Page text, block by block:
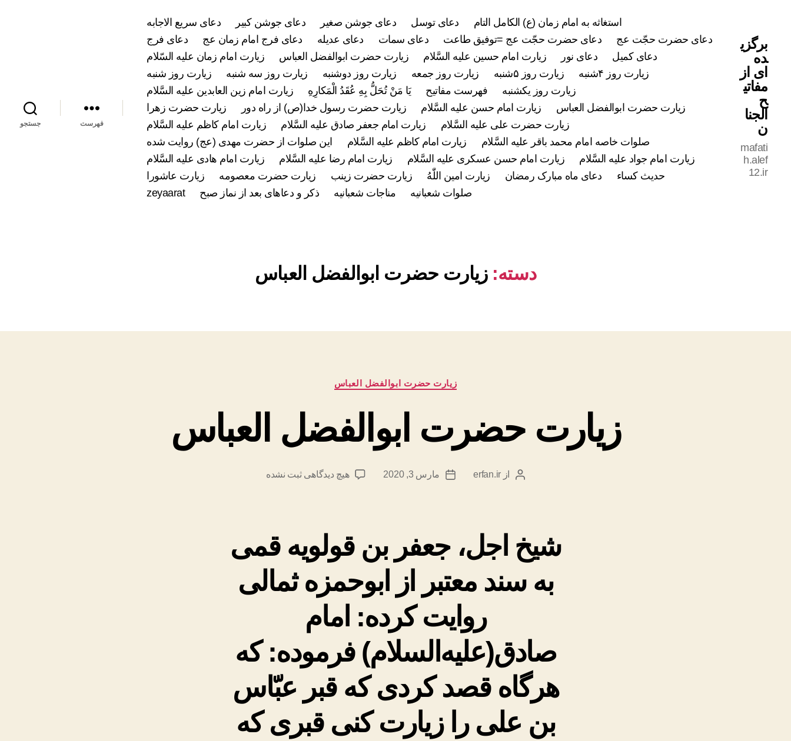
برگزی
ده
ای از
مفاتی
ح
الجنا
ن
mafati
h.alef
12.ir
استغاثه به امام زمان (ع) الکامل التام دعای توسل دعای جوشن صغیر دعای جوشن کبیر
دعای سریع الاجابه
دعای حضرت حجّت عج
دعای حضرت حجّت عج =توفیق طاعت دعای سمات دعای عدیله دعای فرج امام زمان عج
دعای فرج
دعای کمیل
دعای نور زیارت امام حسین علیه السَّلام زیارت حضرت ابوالفضل العباس
زیارت امام زمان علیه السّلام
زیارت روز ۴شنبه
زیارت روز ۵شنبه زیارت روز جمعه زیارت روز دوشنبه زیارت روز سه شنبه
زیارت روز شنبه
زیارت روز یکشنبه
فهرست مفاتیح يَا مَنْ تُحَلُّ بِهِ عُقَدُ الْمَكارِهِ
زیارت امام زین العابدین علیه السَّلام
زیارت حضرت ابوالفضل العباس
زیارت امام حسن علیه السَّلام زیارت حضرت رسول خدا(ص) از راه دور
زیارت حضرت زهرا
زیارت حضرت علی علیه السَّلام
زیارت امام جعفر صادق علیه السَّلام
زیارت امام کاظم علیه السَّلام
صلوات خاصه امام محمد باقر علیه السَّلام
زیارت امام کاظم علیه السَّلام
این صلوات از حضرت مهدی (عج) روایت شده
زیارت امام جواد علیه السَّلام
زیارت امام حسن عسکری علیه السَّلام زیارت امام رضا علیه السَّلام
زیارت امام هادی علیه السَّلام
حدیث کساء
دعای ماه مبارک رمضان زیارت امین اللّٰهُ زیارت حضرت زینب زیارت حضرت معصومه
زیارت عاشورا
صلوات شعبانیه
مناجات شعبانیه ذکر و دعاهای بعد از نماز صبح zeyaarat
فهرست جستجو
دسته: زیارت حضرت ابوالفضل العباس
دسته‌ها
زیارت حضرت ابوالفضل العباس
زیارت حضرت ابوالفضل العباس
نویسنده
از erfan.ir
تاریخمارس 3, 2020 هیچ دیدگاهیبرای
ثبت نشده
شیخ اجل، جعفر بن قولویه قمی
به سند معتبر از ابوحمزه ثمالی
روایت کرده: امام
صادق(علیه‌السلام) فرموده: که
هرگاه قصد کردی که قبر عبّاس
بن علی را زیارت کنی قبری که